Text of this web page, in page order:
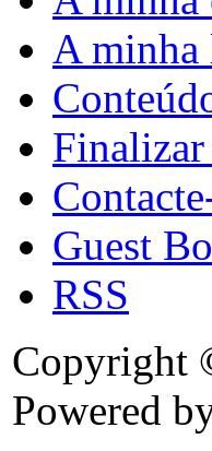
A minha
Finalizar
Guest
RSS
Copyright
Powered